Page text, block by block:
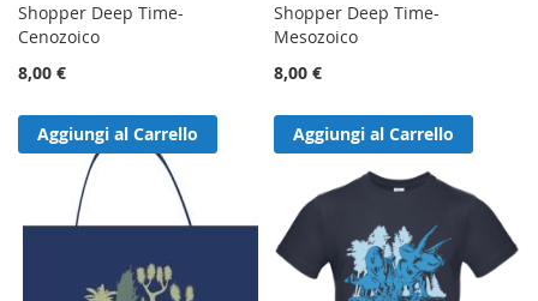
Shopper Deep Time-
Cenozoico
8,00 €
Aggiungi al Carrello
Shopper Deep Time-
Mesozoico
8,00 €
Aggiungi al Carrello